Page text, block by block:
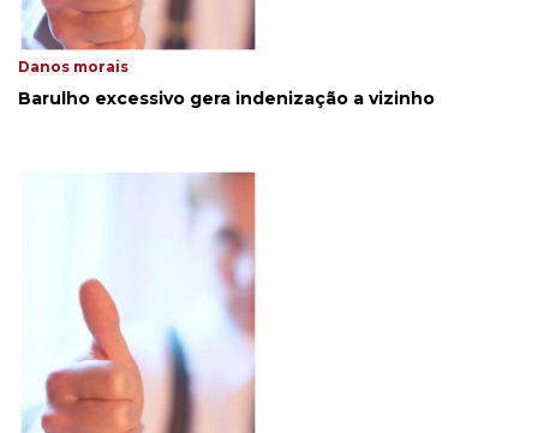
Danos morais
Barulho excessivo gera indenização a vizinho